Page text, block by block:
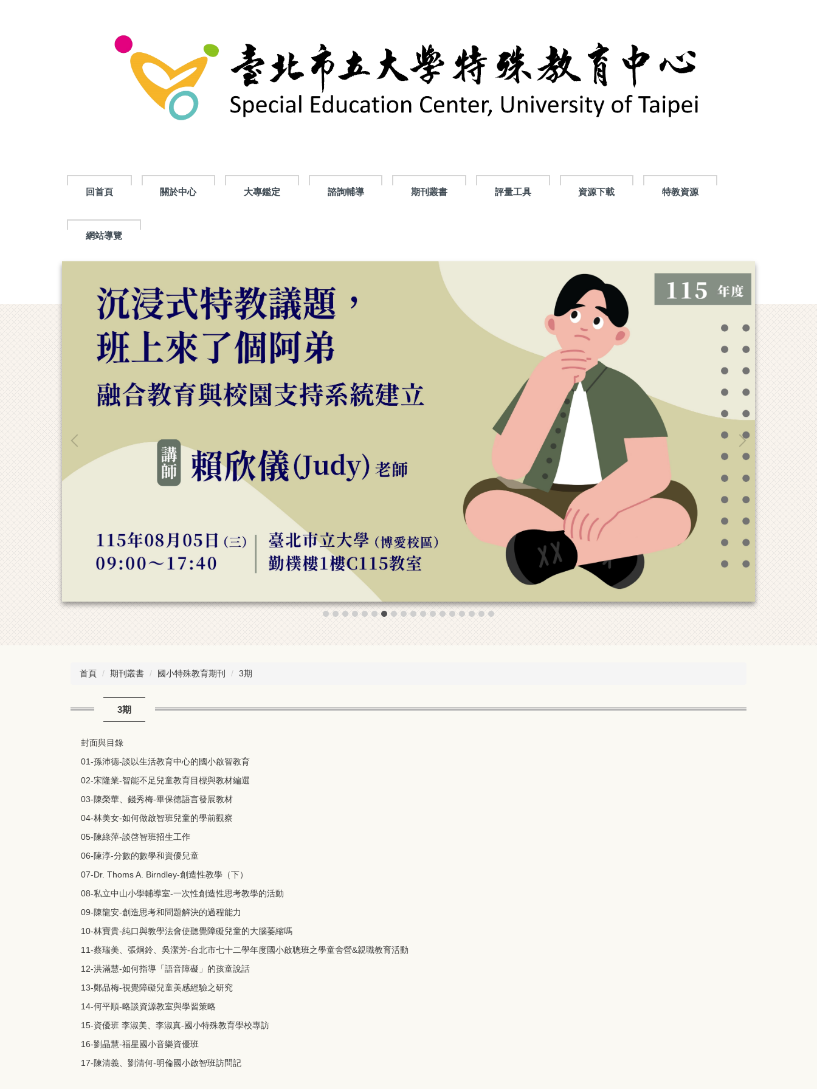
回首頁 關於中心 大專鑑定 諮詢輔導 期刊叢書 評量工具 資源下載 特教資源
網站導覽
首頁 期刊叢書 國小特殊教育期刊 3期
3期
封面與目錄
01-孫沛德-談以生活教育中心的國小啟智教育
02-宋隆業-智能不足兒童教育目標與教材編選
03-陳榮華、錢秀梅-畢保德語言發展教材
04-林美女-如何做啟智班兒童的學前觀察
05-陳綠萍-談啓智班招生工作
06-陳淳-分數的數學和資優兒童
07-Dr. Thoms A. Birndley-創造性教學（下）
08-私立中山小學輔導室-一次性創造性思考教學的活動
09-陳龍安-創造思考和問題解決的過程能力
10-林寶貴-純口與教學法會使聽覺障礙兒童的大腦萎縮嗎
11-蔡瑞美、張炯鈴、吳潔芳-台北市七十二學年度國小啟聰班之學童舍營&親職教育活動
12-洪滿慧-如何指導「語音障礙」的孩童說話
13-鄭品梅-視覺障礙兒童美感經驗之研究
14-何平順-略談資源教室與學習策略
15-資優班 李淑美、李淑真-國小特殊教育學校專訪
16-劉晶慧-福星國小音樂資優班
17-陳清義、劉清何-明倫國小啟智班訪問記